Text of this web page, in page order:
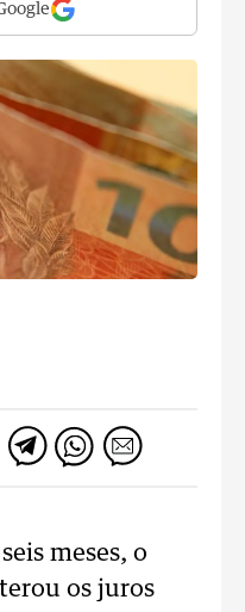
meses, o
os juros